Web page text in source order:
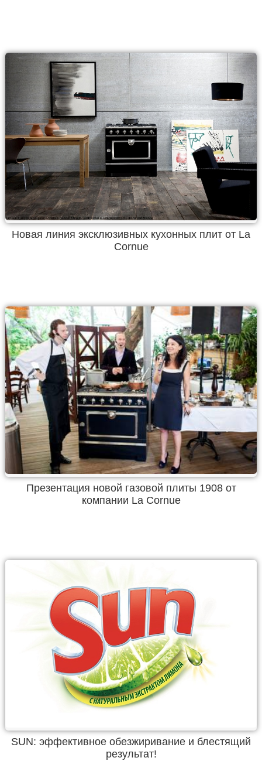
Новая линия эксклюзивных кухонных плит от La
Cornue
Презентация новой газовой плиты 1908 от
компании La Cornue
SUN: эффективное обезжиривание и блестящий
результат!